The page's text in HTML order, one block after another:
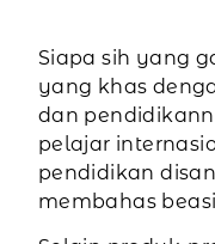
Siapa sih yang
yang khas
dan
pelajar
pendidikan
membahas